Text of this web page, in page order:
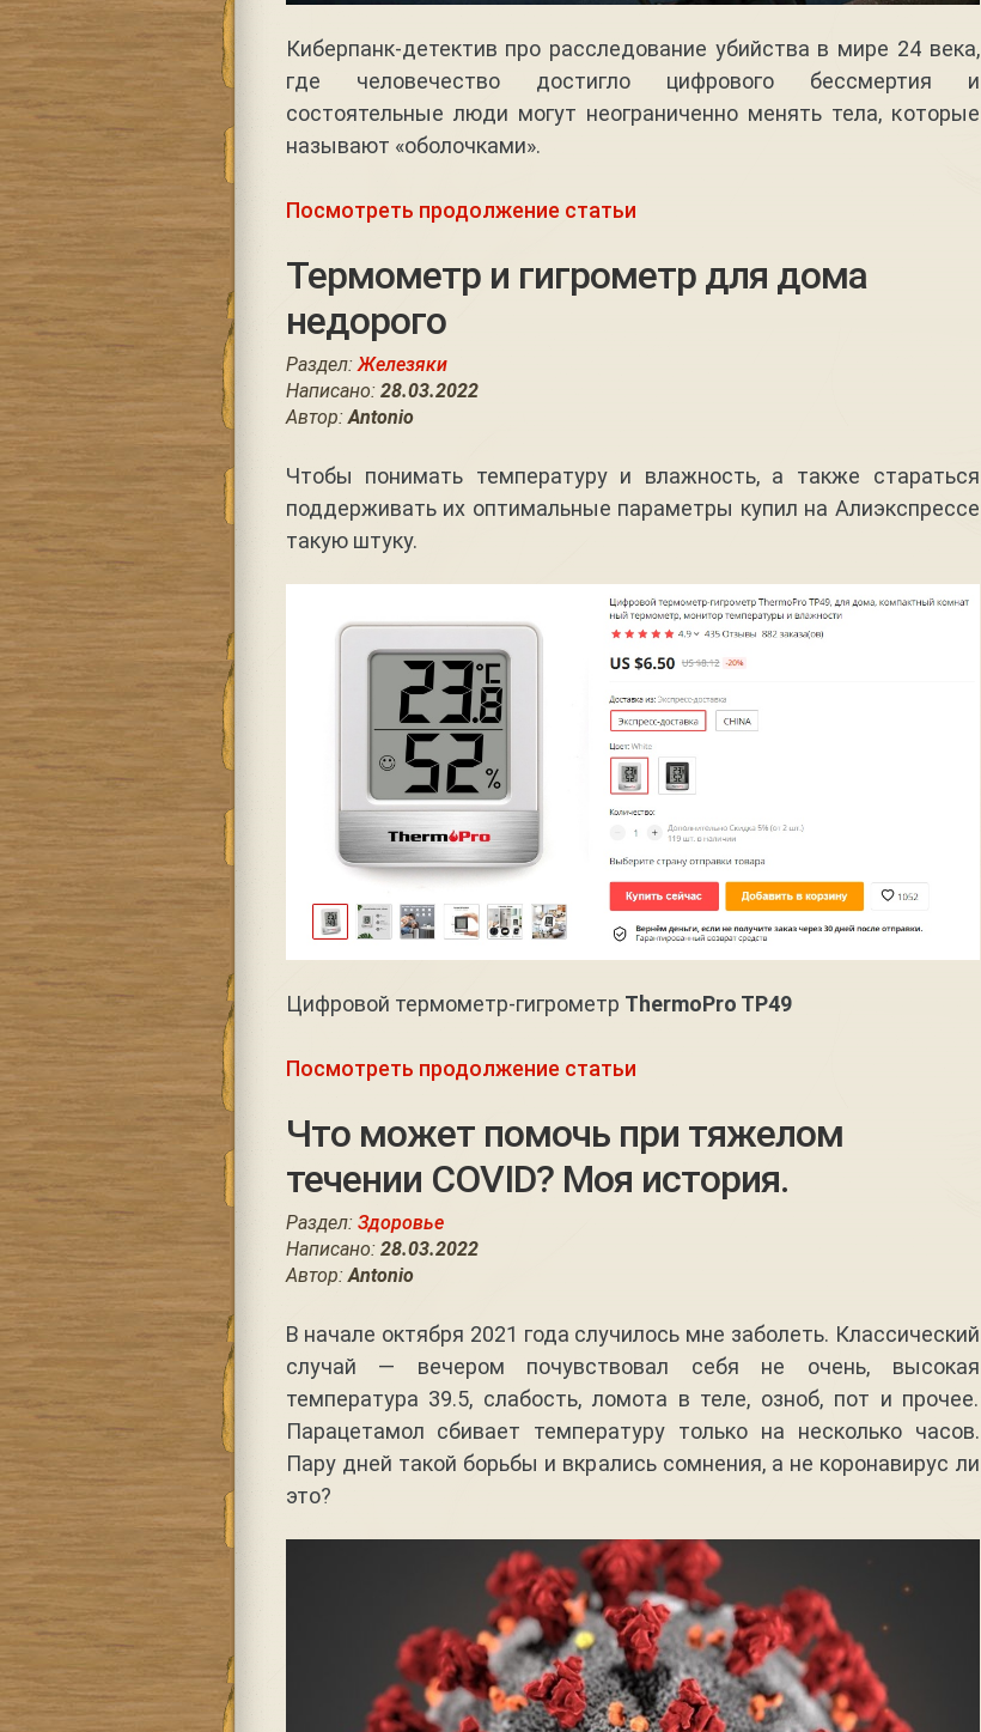
Киберпанк-детектив про расследование убийства в мире 24 века,
где человечество достигло цифрового бессмертия и
состоятельные люди могут неограниченно менять тела, которые
называют «оболочками».
Посмотреть продолжение статьи
Термометр и гигрометр для дома
недорого
Раздел:Железяки
Написано: 28.03.2022
Автор:Antonio
Чтобы понимать температуру и влажность, а также стараться
поддерживать их оптимальные параметры купил на Алиэкспрессе
такую штуку.
Цифровой термометр-гигрометр ThermoPro TP49
Посмотреть продолжение статьи
Что может помочь при тяжелом
течении COVID? Моя история.
Раздел: Здоровье
Написано: 28.03.2022
Автор:Antonio
В начале октября 2021 года случилось мне заболеть. Классический
случай — вечером почувствовал себя не очень, высокая
температура 39.5, слабость, ломота в теле, озноб, пот и прочее.
Парацетамол сбивает температуру только на несколько часов.
Пару дней такой борьбы и вкрались сомнения, а не коронавирус ли
это?